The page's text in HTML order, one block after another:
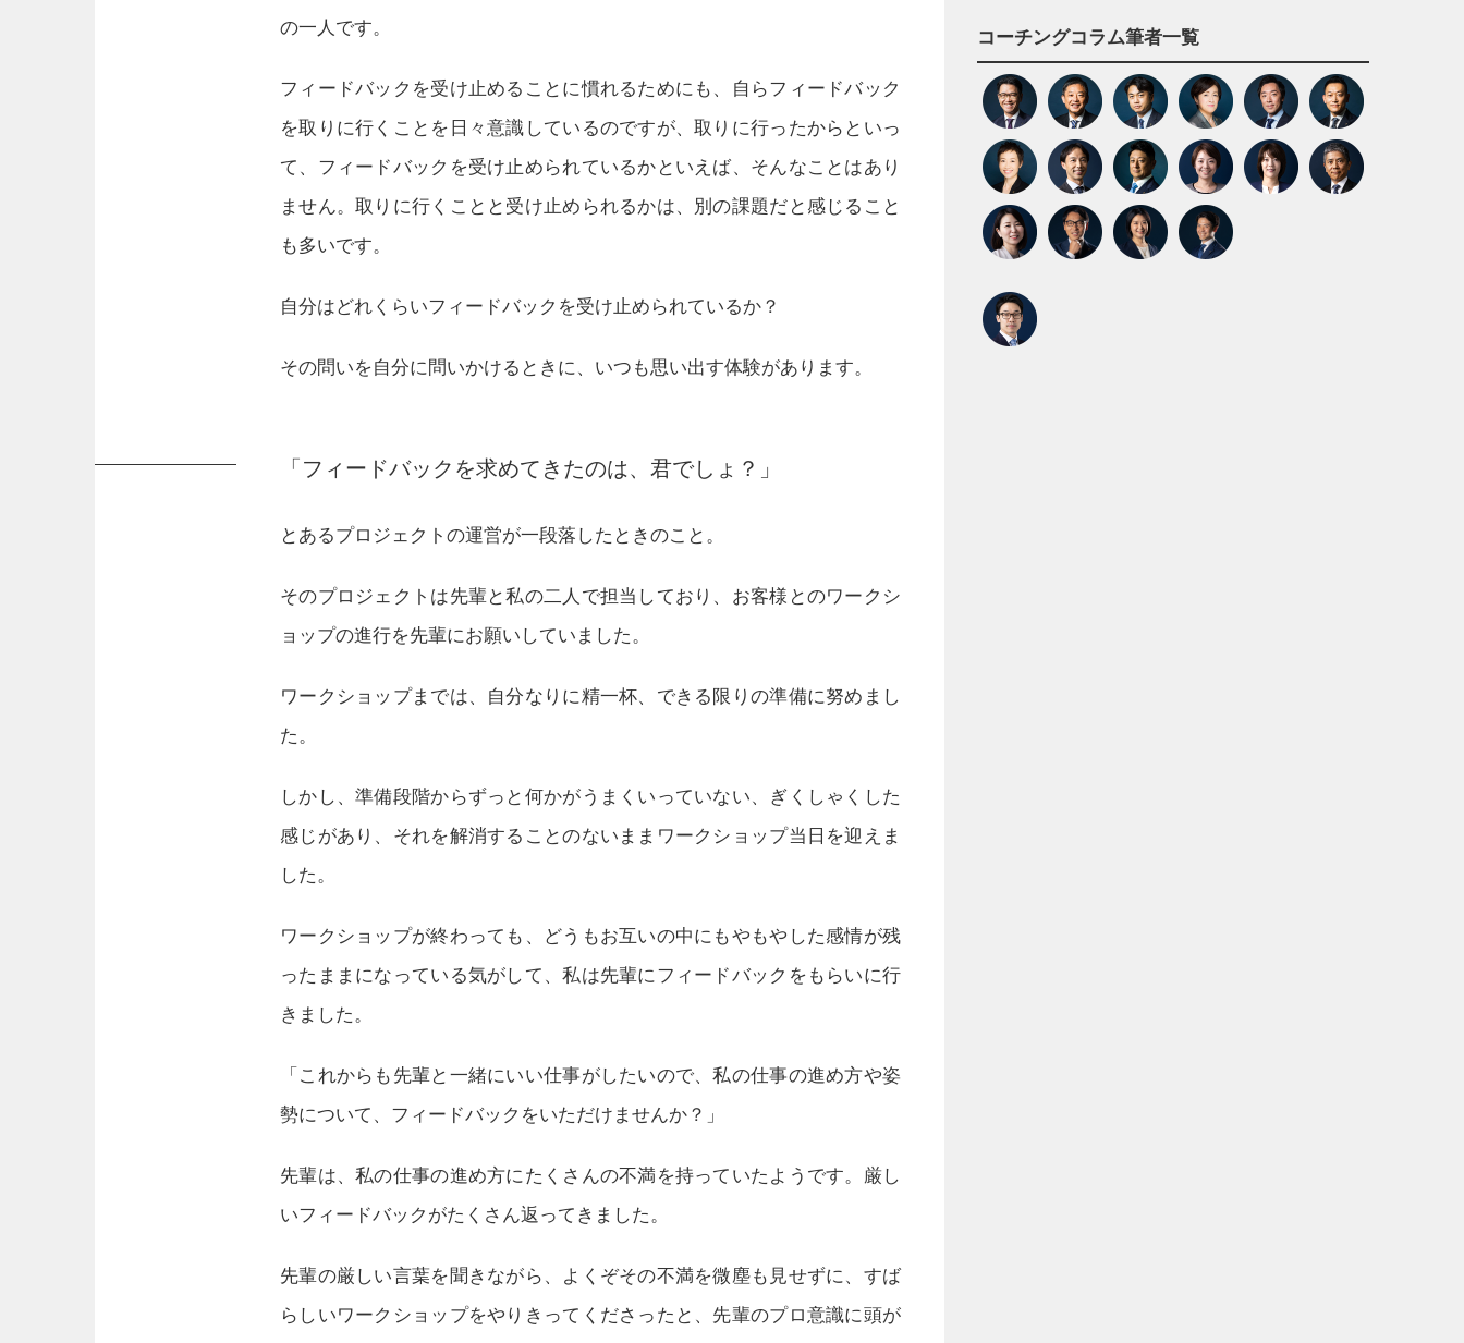
の一人です。
フィードバックを受け止めることに慣れるためにも、自らフィードバック
を取りに行くことを日々意識しているのですが、取りに行ったからといっ
て、フィードバックを受け止められているかといえば、そんなことはあり
ません。取りに行くことと受け止められるかは、別の課題だと感じること
も多いです。
自分はどれくらいフィードバックを受け止められているか？
その問いを自分に問いかけるときに、いつも思い出す体験があります。
「フィードバックを求めてきたのは、君でしょ？」
とあるプロジェクトの運営が一段落したときのこと。
そのプロジェクトは先輩と私の二人で担当しており、お客様とのワークシ
ョップの進行を先輩にお願いしていました。
ワークショップまでは、自分なりに精一杯、できる限りの準備に努めまし
た。
しかし、準備段階からずっと何かがうまくいっていない、ぎくしゃくした
感じがあり、それを解消することのないままワークショップ当日を迎えま
した。
ワークショップが終わっても、どうもお互いの中にもやもやした感情が残
ったままになっている気がして、私は先輩にフィードバックをもらいに行
きました。
「これからも先輩と一緒にいい仕事がしたいので、私の仕事の進め方や姿
勢について、フィードバックをいただけませんか？」
先輩は、私の仕事の進め方にたくさんの不満を持っていたようです。厳し
いフィードバックがたくさん返ってきました。
先輩の厳しい言葉を聞きながら、よくぞその不満を微塵も見せずに、すば
らしいワークショップをやりきってくださったと、先輩のプロ意識に頭が
コーチングコラム筆者一覧